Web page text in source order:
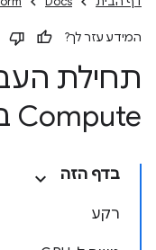
המידע עזר לך?
Compute באינטרנט
בדף הזה
רקע